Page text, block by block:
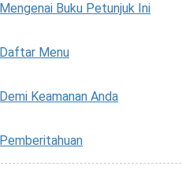
Mengenai Buku Petunjuk Ini
Daftar Menu
Demi Keamanan Anda
Pemberitahuan